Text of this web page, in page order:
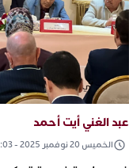
عبد الغني أيت أحمد
الخميس 20 نوفمبر 2025 - 14:03